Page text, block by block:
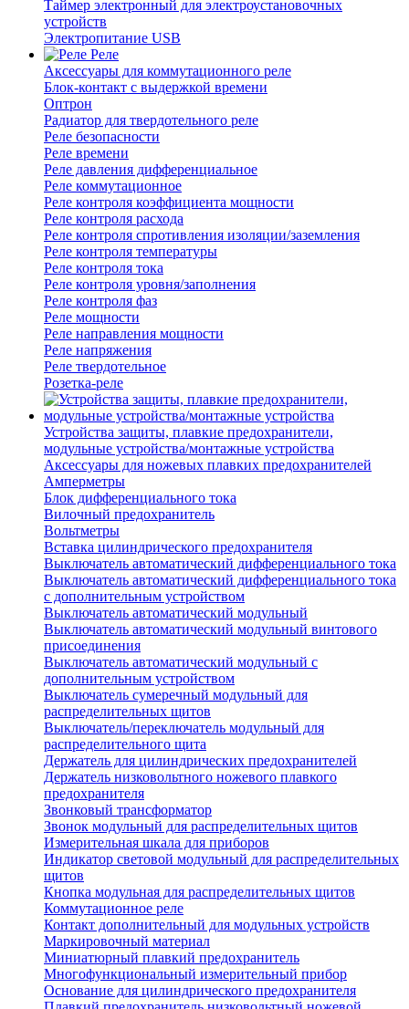
Таймер электронный для электроустановочных
устройств
Электропитание USB
Реле
Аксессуары для коммутационного реле
Блок-контакт с выдержкой времени
Оптрон
Радиатор для твердотельного реле
Реле безопасности
Реле времени
Реле давления дифференциальное
Реле коммутационное
Реле контроля коэффициента мощности
Реле контроля расхода
Реле контроля спротивления изоляции/заземления
Реле контроля температуры
Реле контроля тока
Реле контроля уровня/заполнения
Реле контроля фаз
Реле мощности
Реле направления мощности
Реле напряжения
Реле твердотельное
Розетка-реле
Устройства защиты, плавкие предохранители,
модульные устройства/монтажные устройства
Аксессуары для ножевых плавких предохранителей
Амперметры
Блок дифференциального тока
Вилочный предохранитель
Вольтметры
Вставка цилиндрического предохранителя
Выключатель автоматический дифференциального тока
Выключатель автоматический дифференциального тока
с дополнительным устройством
Выключатель автоматический модульный
Выключатель автоматический модульный винтового
присоединения
Выключатель автоматический модульный с
дополнительным устройством
Выключатель сумеречный модульный для
распределительных щитов
Выключатель/переключатель модульный для
распределительного щита
Держатель для цилиндрических предохранителей
Держатель низковольтного ножевого плавкого
предохранителя
Звонковый трансформатор
Звонок модульный для распределительных щитов
Измерительная шкала для приборов
Индикатор световой модульный для распределительных
щитов
Кнопка модульная для распределительных щитов
Коммутационное реле
Контакт дополнительный для модульных устройств
Маркировочный материал
Миниатюрный плавкий предохранитель
Многофункциональный измерительный прибор
Основание для цилиндрического предохранителя